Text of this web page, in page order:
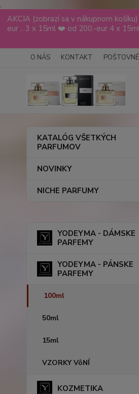
.
AKCIA (zobrazí sa v nákupnom
eur .. 3 x 15ml ❤️ od 200.-eur 4 x
O NÁS KONTAKT POŠTOVNÉ
KATALÓG VŠETKÝCH
PARFUMOV
NOVINKY
NICHE PARFUMY
YODEYMA - DÁMSKE
PARFEMY
YODEYMA - PÁNSKE
PARFEMY
100ml
50ml
15ml
VZORKY VôNÍ
KOZMETIKA